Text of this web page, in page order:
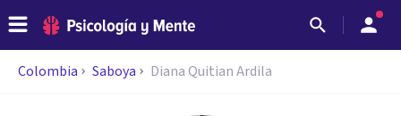
Colombia Saboya Diana Quitian Ardila